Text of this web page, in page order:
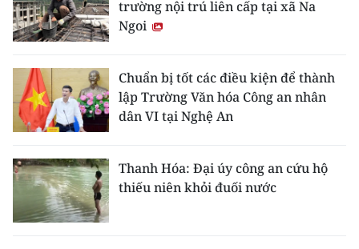
trường nội trú liên cấp tại xã Na
Ngoi
Chuẩn bị tốt các điều kiện để thành
lập Trường Văn hóa Công an nhân
dân VI tại Nghệ An
Thanh Hóa: Đại úy công an cứu hộ
thiếu niên khỏi đuối nước